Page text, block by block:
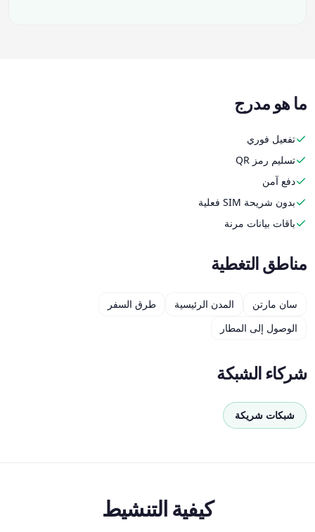
ما هو مدرج
تفعيل فوري
تسليم رمز QR
دفع آمن
بدون شريحة SIM فعلية
باقات بيانات مرنة
مناطق التغطية
سان مارتن المدن الرئيسية
طرق السفر
الوصول إلى المطار
شركاء الشبكة
شبكات شريكة
كيفية التنشيط